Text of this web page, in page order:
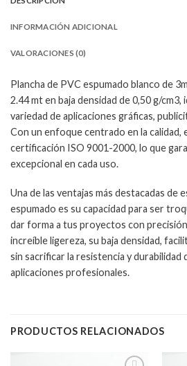
INFORMACIÓN ADICIONAL
VALORACIONES (0)
Plancha de PVC espumado blanco de
2.44 mt en baja densidad de 0,50 g/cm3,
variedad de aplicaciones gráficas,
Con un enfoque centrado en la calidad,
certificación ISO 9001-2000, lo que
excepcional en cada uso.
Una de las ventajas más destacadas de
espumado es su capacidad para ser
dar forma a tus proyectos con precisión
increíble ligereza, su baja densidad,
sin sacrificar la resistencia y durabilidad
aplicaciones profesionales.
PRODUCTOS RELACIONADOS